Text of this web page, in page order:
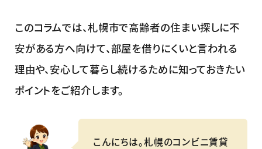
このコラムでは、札幌市で高齢者の住まい探しに不
安がある方へ向けて、部屋を借りにくいと言われる
理由や、安心して暮らし続けるために知っておきたい
ポイントをご紹介します。
こんにちは。札幌のコンビニ賃貸